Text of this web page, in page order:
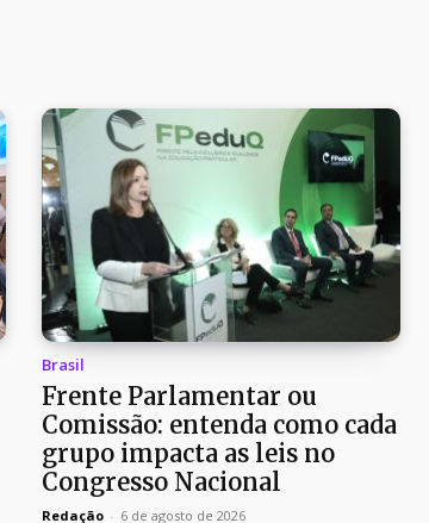
Brasil
Frente Parlamentar ou
Comissão: entenda como cada
grupo impacta as leis no
Congresso Nacional
Redação - 6 de agosto de 2026